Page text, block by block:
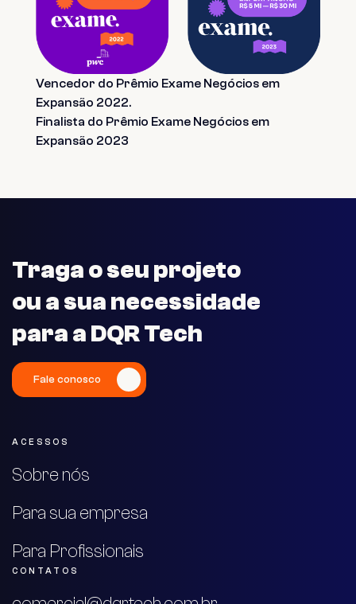
Vencedor do Prêmio Exame Negócios em
Expansão 2022.
Finalista do Prêmio Exame Negócios em
Expansão 2023
Traga o seu projeto
ou a sua necessidade
para a DQR Tech
Fale conosco
ACESSOS
Sobre nós
Para sua empresa
Para Profissionais
CONTATOS